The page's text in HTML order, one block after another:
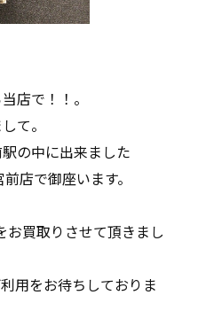
店で！！。
て。
の中に出来ました
店で御座います。
お買取りさせて頂きまし
用をお待ちしておりま